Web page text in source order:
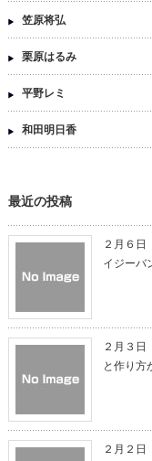
笠原将弘
栗原はるみ
平野レミ
和田明日香
最近の投稿
２月６日
イジーバ
２月３日
と作り方
２月２日